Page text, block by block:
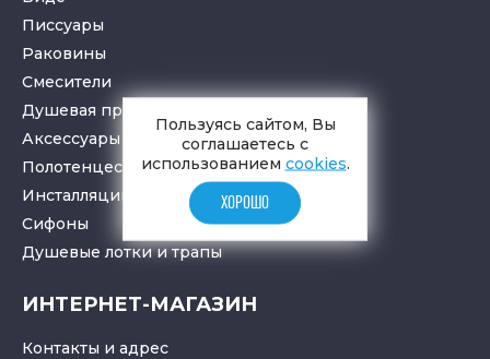
Писсуары
Раковины
Смесители
Душевая программа
Аксессуары в ванную
Полотенцесушители
Инсталляции для санузлов
Cифоны
Душевые лоткиитрапы
ИНТЕРНЕТ-МАГАЗИН
Контакты и адрес
Пользуясь сайтом, Вы
соглашаетесь с
использованием cookies.
ХОРОШО